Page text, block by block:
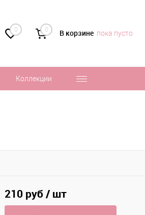
0 0 В корзине пока пусто
Коллекции
210 руб/ шт